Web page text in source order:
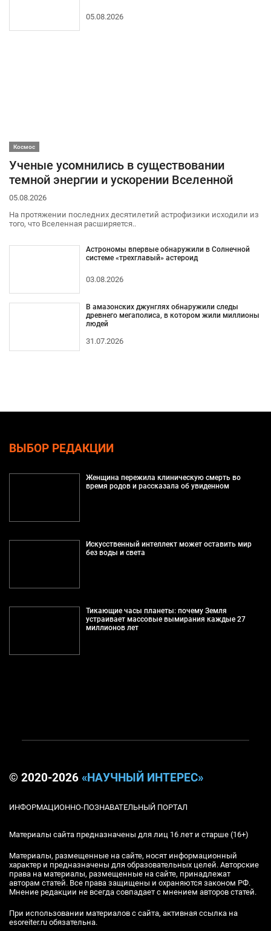
05.08.2026
Космос
Ученые усомнились в существовании
темной энергии и ускорении Вселенной
05.08.2026
На протяжении последних десятилетий астрофизики исходили из
того, что Вселенная расширяется..
Астрономы впервые обнаружили в Солнечной
системе «трехглавый» астероид
03.08.2026
В амазонских джунглях обнаружили следы
древнего мегаполиса, в котором жили миллионы
людей
31.07.2026
ВЫБОР РЕДАКЦИИ
Женщина пережила клиническую смерть во
время родов и рассказала об увиденном
Искусственный интеллект может оставить мир
без воды и света
Тикающие часы планеты: почему Земля
устраивает массовые вымирания каждые 27
миллионов лет
© 2020-2026 «НАУЧНЫЙ ИНТЕРЕС»
ИНФОРМАЦИОННО-ПОЗНАВАТЕЛЬНЫЙ ПОРТАЛ
Материалы сайта предназначены для лиц 16 лет и старше (16+)
Материалы, размещенные на сайте, носят информационный
характер и предназначены для образовательных целей. Авторские
права на материалы, размещенные на сайте, принадлежат
авторам статей. Все права защищены и охраняются законом РФ.
Мнение редакции не всегда совпадает с мнением авторов статей.
При использовании материалов с сайта, активная ссылка на
esoreiter.ru обязательна.